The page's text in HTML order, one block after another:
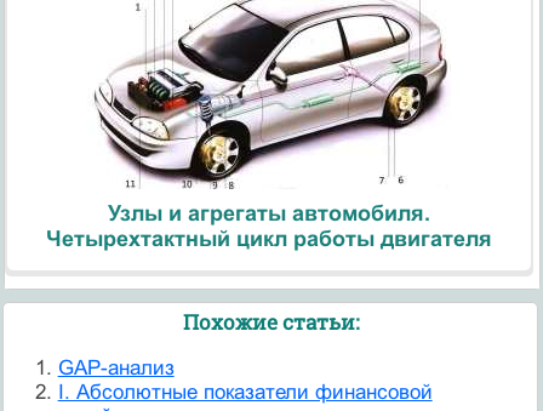
Узлы и агрегаты автомобиля.
Четырехтактный цикл работы двигателя
Похожие статьи:
GAP-анализ
I. Абсолютные показатели финансовой